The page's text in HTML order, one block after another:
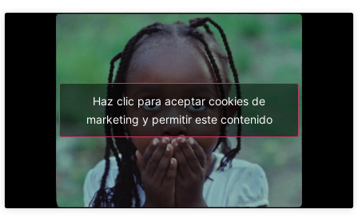
Haz clic para aceptar cookies de
marketing y permitir este contenido